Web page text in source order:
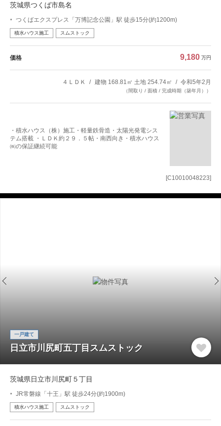
[C10010048223]
茨城県つくば市島名
つくばエクスプレス「万博記念公園」駅 徒歩15分(約1200m)
積水ハウス施工 スムストック
価格 9,180 万円
４ＬＤＫ 建物 168.81㎡ 土地 254.74㎡ 令和5年2月
（間取り / 面積 / 完成時期（築年月））
・積水ハウス（株）施工・軽量鉄骨造・太陽光発電シス
テム搭載 ・ＬＤＫ約２９．５帖・南西向き・積水ハウス
㈱の保証継続可能
一戸建て
日立市川尻町五丁目スムストック
茨城県日立市川尻町５丁目
JR常磐線「十王」駅 徒歩24分(約1900m)
積水ハウス施工 スムストック